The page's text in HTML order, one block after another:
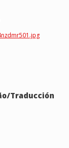
Traducción